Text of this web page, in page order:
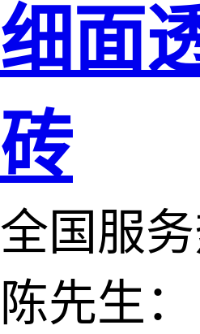
细面
砖
全国服
陈先生：